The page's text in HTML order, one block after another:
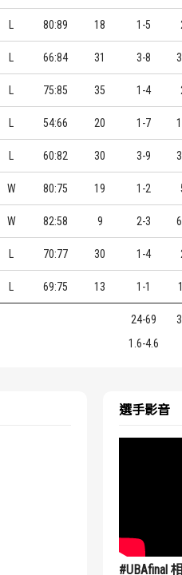
L 80:89 18 1-5
L 66:84 31 3-8
L 75:85 35 1-4
L 54:66 20 1-7
L 60:82 30 3-9
W 80:75 19 1-2
W 82:58 9 2-3
L 70:77 30 1-4
L 69:75 13 1-1
24-69
1.6-4.6
選手影音
#UBAfinal